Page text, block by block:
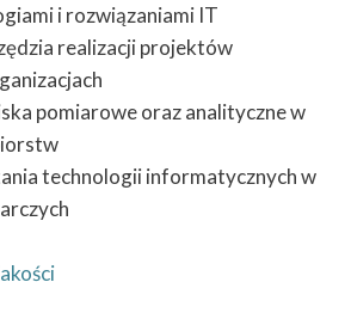
i rozwiązaniami IT
realizacji projektów
pomiarowe oraz analityczne w
technologii informatycznych w